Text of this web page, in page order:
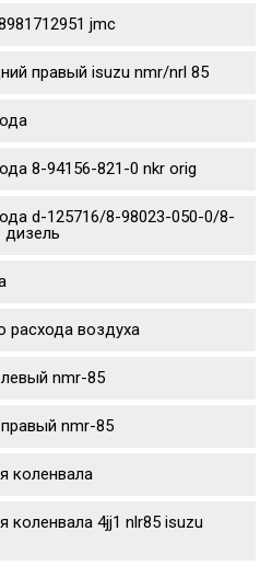
jmc
правый isuzu nmr/nrl 85
8-94156-821-0 nkr orig
d-125716/8-98023-050-0/8-
дизель
расхода воздуха
nmr-85
nmr-85
коленвала
коленвала 4jj1 nlr85 isuzu